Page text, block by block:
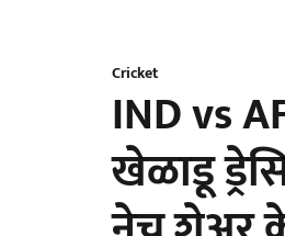
Cricket
IND vs
खेळाडू